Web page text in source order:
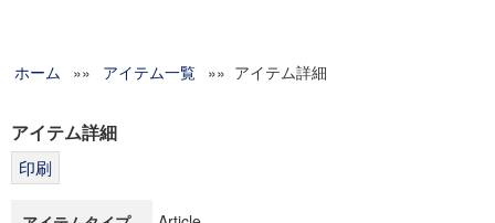
グローバルリサーチインスティテュート
科学研究費補助金研究成果報告書
ホーム »» アイテム一覧 »» アイテム詳細
アイテム詳細